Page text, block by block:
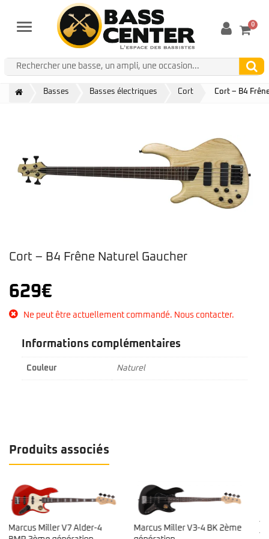
Menu 0
Basses Basses électriques Cort Cort – B4
Cort – B4 Frêne Naturel Gaucher
629€
Ne peut être actuellement commandé. Nous contacter.
Informations complémentaires
Couleur Naturel
Produits associés
Marcus Miller V3-4 BK 2ème
Yamaha – TRBX 504
Translucent Black